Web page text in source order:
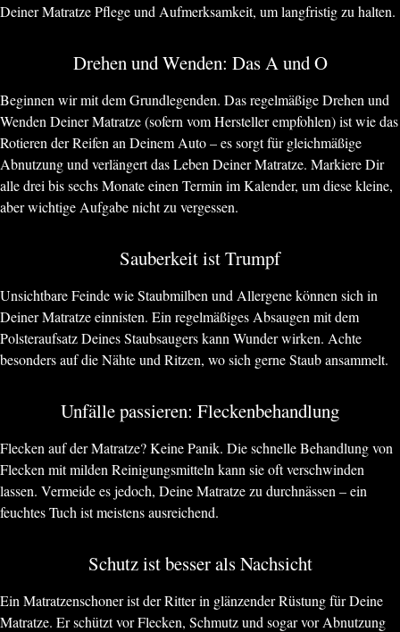
Deiner Matratze Pflege und Aufmerksamkeit, um langfristig zu halten.
Drehen und Wenden: Das A und O
Beginnen wir mit dem Grundlegenden. Das regelmäßige Drehen und
Wenden Deiner Matratze (sofern vom Hersteller empfohlen) ist wie das
Rotieren der Reifen an Deinem Auto – es sorgt für gleichmäßige
Abnutzung und verlängert das Leben Deiner Matratze. Markiere Dir
alle drei bis sechs Monate einen Termin im Kalender, um diese kleine,
aber wichtige Aufgabe nicht zu vergessen.
Sauberkeit ist Trumpf
Unsichtbare Feinde wie Staubmilben und Allergene können sich in
Deiner Matratze einnisten. Ein regelmäßiges Absaugen mit dem
Polsteraufsatz Deines Staubsaugers kann Wunder wirken. Achte
besonders auf die Nähte und Ritzen, wo sich gerne Staub ansammelt.
Unfälle passieren: Fleckenbehandlung
Flecken auf der Matratze? Keine Panik. Die schnelle Behandlung von
Flecken mit milden Reinigungsmitteln kann sie oft verschwinden
lassen. Vermeide es jedoch, Deine Matratze zu durchnässen – ein
feuchtes Tuch ist meistens ausreichend.
Schutz ist besser als Nachsicht
Ein Matratzenschoner ist der Ritter in glänzender Rüstung für Deine
Matratze. Er schützt vor Flecken, Schmutz und sogar vor Abnutzung